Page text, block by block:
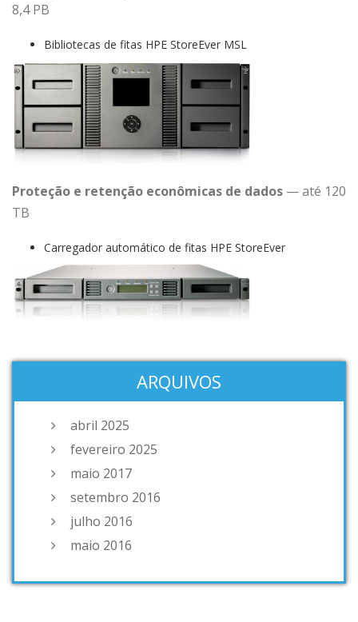
8,4 PB
Bibliotecas de fitas HPE StoreEver MSL
Proteção e retenção econômicas de dados — até 120
TB
Carregador automático de fitas HPE StoreEver
ARQUIVOS
abril 2025
fevereiro 2025
maio 2017
setembro 2016
julho 2016
maio 2016